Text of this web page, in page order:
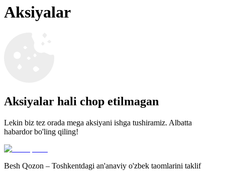
Aksiyalar
Aksiyalar hali chop etilmagan
Lekin biz tez orada mega aksiyani ishga tushiramiz. Albatta
habardor bo'ling qiling!
Besh Qozon – Toshkentdagi an'anaviy o'zbek taomlarini taklif